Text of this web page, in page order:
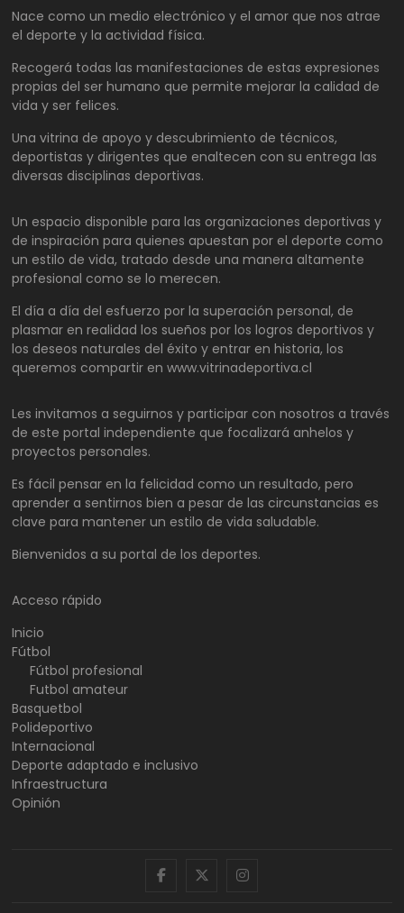
Nace como un medio electrónico y el amor que nos atrae
el deporte y la actividad física.
Recogerá todas las manifestaciones de estas expresiones
propias del ser humano que permite mejorar la calidad de
vida y ser felices.
Una vitrina de apoyo y descubrimiento de técnicos,
deportistas y dirigentes que enaltecen con su entrega las
diversas disciplinas deportivas.
Un espacio disponible para las organizaciones deportivas y
de inspiración para quienes apuestan por el deporte como
un estilo de vida, tratado desde una manera altamente
profesional como se lo merecen.
El día a día del esfuerzo por la superación personal, de
plasmar en realidad los sueños por los logros deportivos y
los deseos naturales del éxito y entrar en historia, los
queremos compartir en www.vitrinadeportiva.cl
Les invitamos a seguirnos y participar con nosotros a través
de este portal independiente que focalizará anhelos y
proyectos personales.
Es fácil pensar en la felicidad como un resultado, pero
aprender a sentirnos bien a pesar de las circunstancias es
clave para mantener un estilo de vida saludable.
Bienvenidos a su portal de los deportes.
Acceso rápido
Inicio
Fútbol
Fútbol profesional
Futbol amateur
Basquetbol
Polideportivo
Internacional
Deporte adaptado e inclusivo
Infraestructura
Opinión
facebooktwitterinstagram